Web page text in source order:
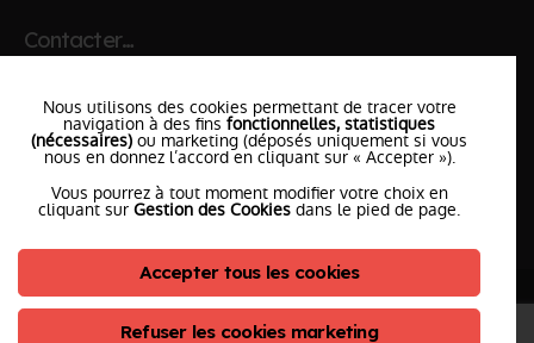
Contacter…
✆ 18№National Sapeurs-Pompiers
le SDISle plus proche
l'équipePompierCenter
©2026 Pompier Center • Mentions Légales •
Protection de vos données • Plan du Site
Nous utilisons des cookies permettant de tracer votre
navigation à des fins fonctionnelles, statistiques
(nécessaires) ou marketing (déposés uniquement si vous
nous en donnez l’accord en cliquant sur « Accepter »).
Vous pourrez à tout moment modifier votre choix en
cliquant sur Gestion des Cookies dans le pied de page.
Accepter tous les cookies
Refuser les cookies marketing